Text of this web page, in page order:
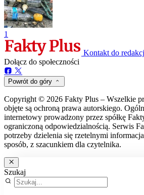
1
Kontakt do
Dołącz do społeczności
Powrót do góry
Copyright © 2026 Fakty Plus – Wszelkie
objęte są ochroną prawa autorskiego.
internetowy prowadzony przez spółkę
ograniczoną odpowiedzialnością. Serwis
potrzeby dzielenia się rzetelnymi
sposób, z szacunkiem dla czytelnika.
Szukaj